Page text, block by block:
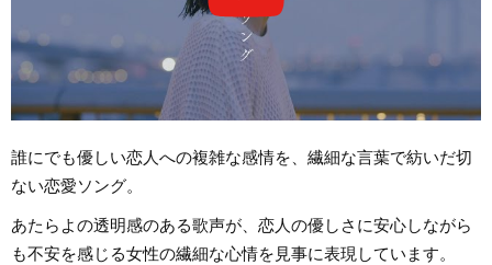
誰にでも優しい恋人への複雑な感情を、繊細な言葉で紡いだ切
ない恋愛ソング。
あたらよの透明感のある歌声が、恋人の優しさに安心しながら
も不安を感じる女性の繊細な心情を見事に表現しています。